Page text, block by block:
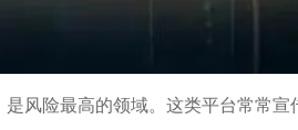
风险最高的领域。这类平台常常